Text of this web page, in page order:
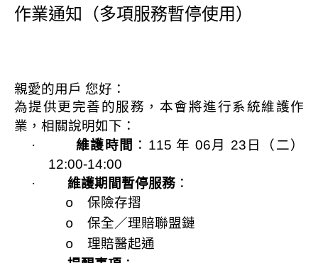
作業通知（多項服務暫停使用）
親愛的用戶 您好：
為提供更完善的服務，本會將進行系統維護作
業，相關說明如下：
·
維護時間 ： 115年 06月 23 日（二）
12:00-14:00
·
維護期間暫停服務 ：
o 保險存摺
o 保全／理賠聯盟鏈
o
理賠醫起通